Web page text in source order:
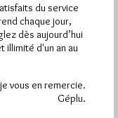
du service
chaque jour,
dès aujourd’hui
illimité d'un an au
vous en remercie.
Géplu.